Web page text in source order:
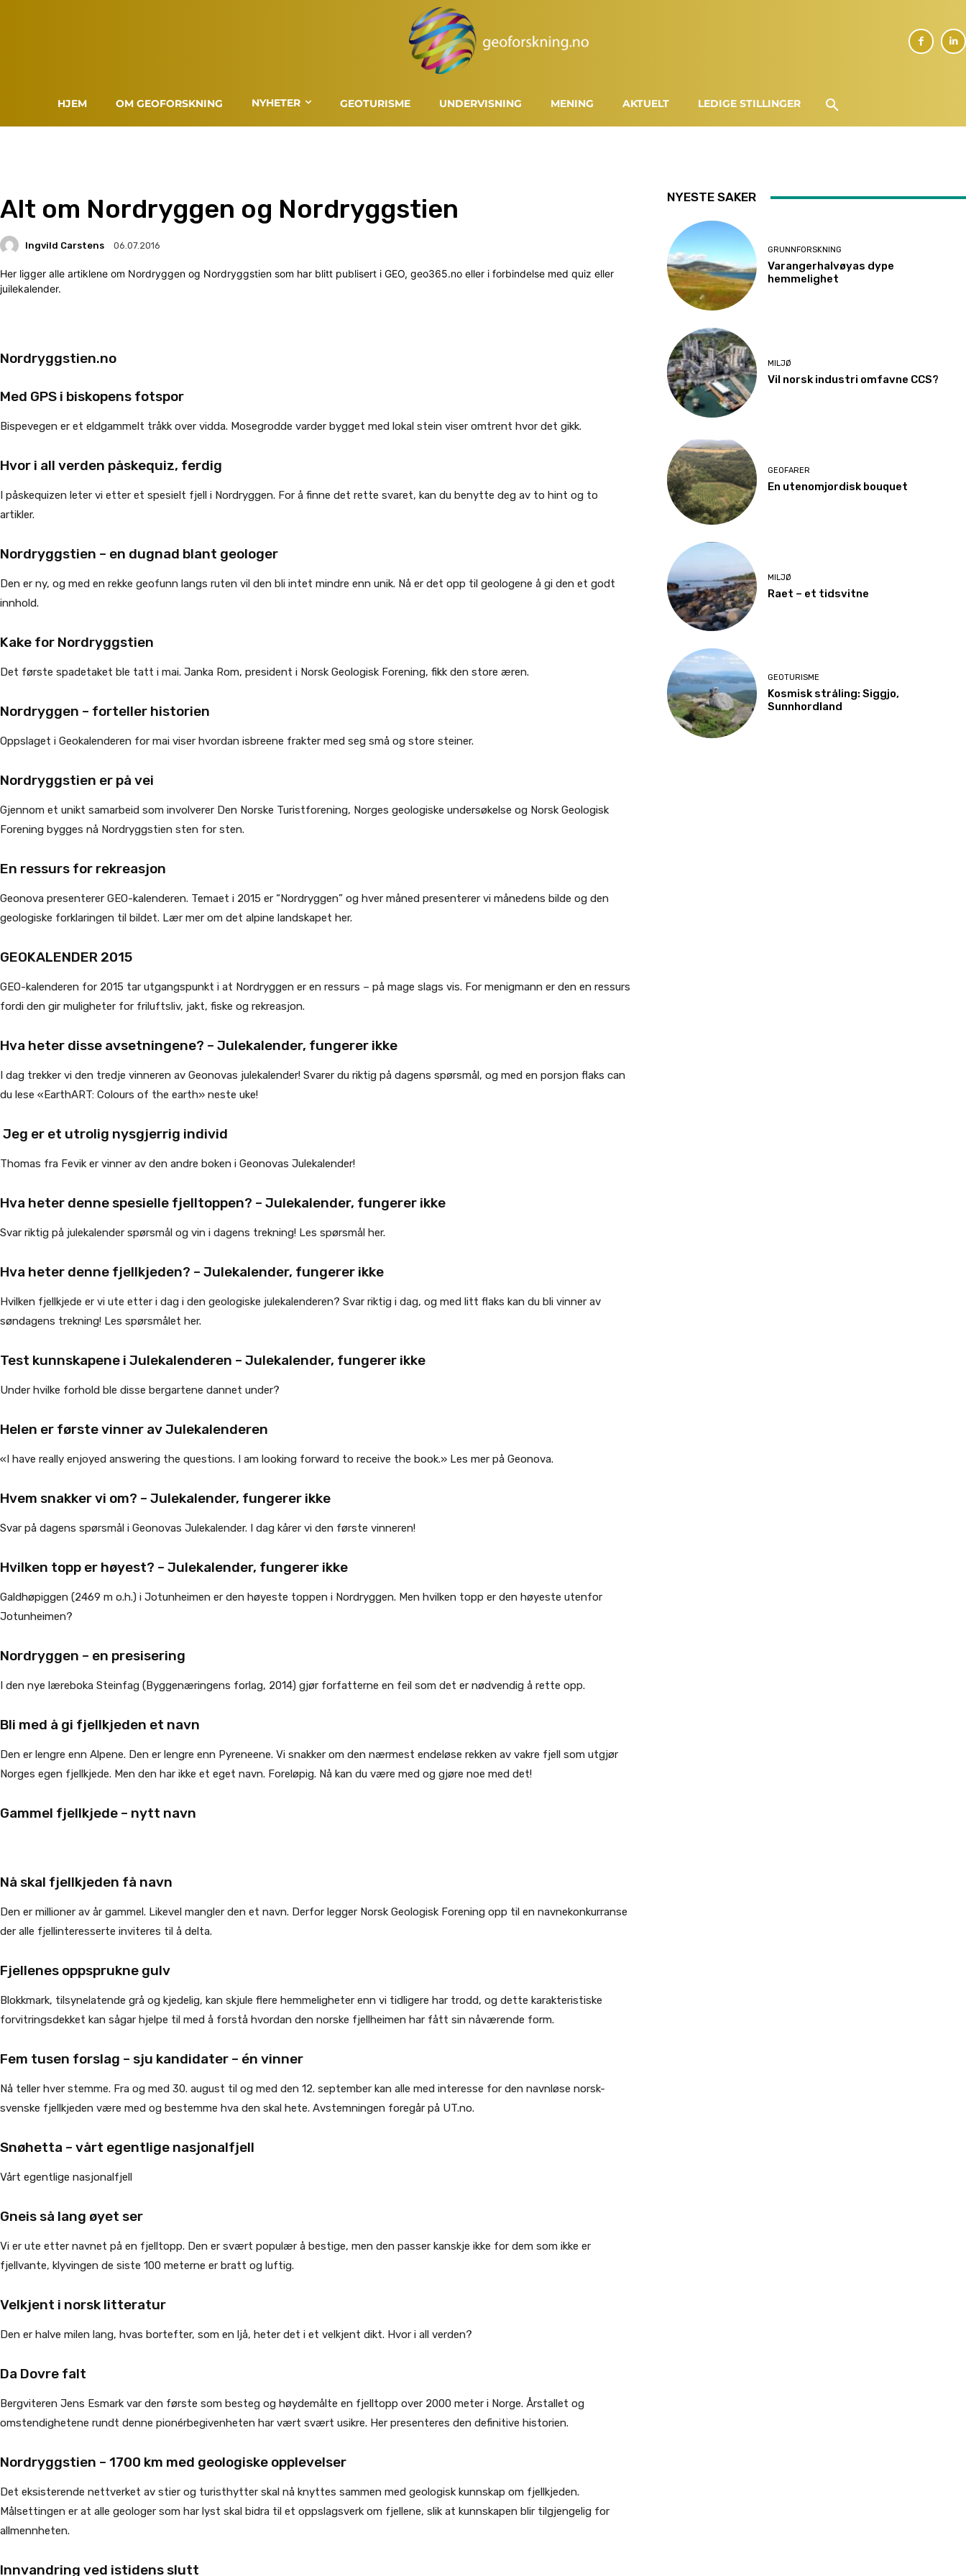
HJEM OM GEOFORSKNING NYHETER GEOTURISME UNDERVISNING MENING AKTUELT LEDIGE STILLINGER
Alt om Nordryggen og Nordryggstien
Ingvild Carstens 06.07.2016
Her ligger alle artiklene om Nordryggen og Nordryggstien som har blitt publisert i GEO, geo365.no eller i forbindelse med quiz eller
juilekalender.
Nordryggstien.no
Med GPS i biskopens fotspor
Bispevegen er et eldgammelt tråkk over vidda. Mosegrodde varder bygget med lokal stein viser omtrent hvor det gikk.
Hvor i all verden påskequiz, ferdig
I påskequizen leter vi etter et spesielt fjell i Nordryggen. For å finne det rette svaret, kan du benytte deg av to hint og to
artikler.
Nordryggstien – en dugnad blant geologer
Den er ny, og med en rekke geofunn langs ruten vil den bli intet mindre enn unik. Nå er det opp til geologene å gi den et godt
innhold.
Kake for Nordryggstien
Det første spadetaket ble tatt i mai. Janka Rom, president i Norsk Geologisk Forening, fikk den store æren.
Nordryggen – forteller historien
Oppslaget i Geokalenderen for mai viser hvordan isbreene frakter med seg små og store steiner.
Nordryggstien er på vei
Gjennom et unikt samarbeid som involverer Den Norske Turistforening, Norges geologiske undersøkelse og Norsk Geologisk
Forening bygges nå Nordryggstien sten for sten.
En ressurs for rekreasjon
Geonova presenterer GEO-kalenderen. Temaet i 2015 er “Nordryggen” og hver måned presenterer vi månedens bilde og den
geologiske forklaringen til bildet. Lær mer om det alpine landskapet her.
GEOKALENDER 2015
GEO-kalenderen for 2015 tar utgangspunkt i at Nordryggen er en ressurs – på mage slags vis. For menigmann er den en ressurs
fordi den gir muligheter for friluftsliv, jakt, fiske og rekreasjon.
Hva heter disse avsetningene? – Julekalender, fungerer ikke
I dag trekker vi den tredje vinneren av Geonovas julekalender! Svarer du riktig på dagens spørsmål, og med en porsjon flaks can
du lese «EarthART: Colours of the earth» neste uke!
Jeg er et utrolig nysgjerrig individ
Thomas fra Fevik er vinner av den andre boken i Geonovas Julekalender!
Hva heter denne spesielle fjelltoppen? – Julekalender, fungerer ikke
Svar riktig på julekalender spørsmål og vin i dagens trekning! Les spørsmål her.
Hva heter denne fjellkjeden? – Julekalender, fungerer ikke
Hvilken fjellkjede er vi ute etter i dag i den geologiske julekalenderen? Svar riktig i dag, og med litt flaks kan du bli vinner av
søndagens trekning! Les spørsmålet her.
Test kunnskapene i Julekalenderen – Julekalender, fungerer ikke
Under hvilke forhold ble disse bergartene dannet under?
Helen er første vinner av Julekalenderen
«I have really enjoyed answering the questions. I am looking forward to receive the book.» Les mer på Geonova.
Hvem snakker vi om? – Julekalender, fungerer ikke
Svar på dagens spørsmål i Geonovas Julekalender. I dag kårer vi den første vinneren!
Hvilken topp er høyest? – Julekalender, fungerer ikke
Galdhøpiggen (2469 m o.h.) i Jotunheimen er den høyeste toppen i Nordryggen. Men hvilken topp er den høyeste utenfor
Jotunheimen?
Nordryggen – en presisering
I den nye læreboka Steinfag (Byggenæringens forlag, 2014) gjør forfatterne en feil som det er nødvendig å rette opp.
Bli med å gi fjellkjeden et navn
Den er lengre enn Alpene. Den er lengre enn Pyreneene. Vi snakker om den nærmest endeløse rekken av vakre fjell som utgjør
Norges egen fjellkjede. Men den har ikke et eget navn. Foreløpig. Nå kan du være med og gjøre noe med det!
Gammel fjellkjede – nytt navn
Nå skal fjellkjeden få navn
Den er millioner av år gammel. Likevel mangler den et navn. Derfor legger Norsk Geologisk Forening opp til en navnekonkurranse
der alle fjellinteresserte inviteres til å delta.
Fjellenes oppsprukne gulv
Blokkmark, tilsynelatende grå og kjedelig, kan skjule flere hemmeligheter enn vi tidligere har trodd, og dette karakteristiske
forvitringsdekket kan sågar hjelpe til med å forstå hvordan den norske fjellheimen har fått sin nåværende form.
Fem tusen forslag – sju kandidater – én vinner
Nå teller hver stemme. Fra og med 30. august til og med den 12. september kan alle med interesse for den navnløse norsk-
svenske fjellkjeden være med og bestemme hva den skal hete. Avstemningen foregår på UT.no.
Snøhetta – vårt egentlige nasjonalfjell
Vårt egentlige nasjonalfjell
Gneis så lang øyet ser
Vi er ute etter navnet på en fjelltopp. Den er svært populær å bestige, men den passer kanskje ikke for dem som ikke er
fjellvante, klyvingen de siste 100 meterne er bratt og luftig.
Velkjent i norsk litteratur
Den er halve milen lang, hvas bortefter, som en ljå, heter det i et velkjent dikt. Hvor i all verden?
Da Dovre falt
Bergviteren Jens Esmark var den første som besteg og høydemålte en fjelltopp over 2000 meter i Norge. Årstallet og
omstendighetene rundt denne pionérbegivenheten har vært svært usikre. Her presenteres den definitive historien.
Nordryggstien – 1700 km med geologiske opplevelser
Det eksisterende nettverket av stier og turisthytter skal nå knyttes sammen med geologisk kunnskap om fjellkjeden.
Målsettingen er at alle geologer som har lyst skal bidra til et oppslagsverk om fjellene, slik at kunnskapen blir tilgjengelig for
allmennheten.
Innvandring ved istidens slutt
NYESTE SAKER
GRUNNFORSKNING
Varangerhalvøyas dype
hemmelighet
MILJØ
Vil norsk industri omfavne CCS?
GEOFARER
En utenomjordisk bouquet
MILJØ
Raet – et tidsvitne
GEOTURISME
Kosmisk stråling: Siggjo,
Sunnhordland